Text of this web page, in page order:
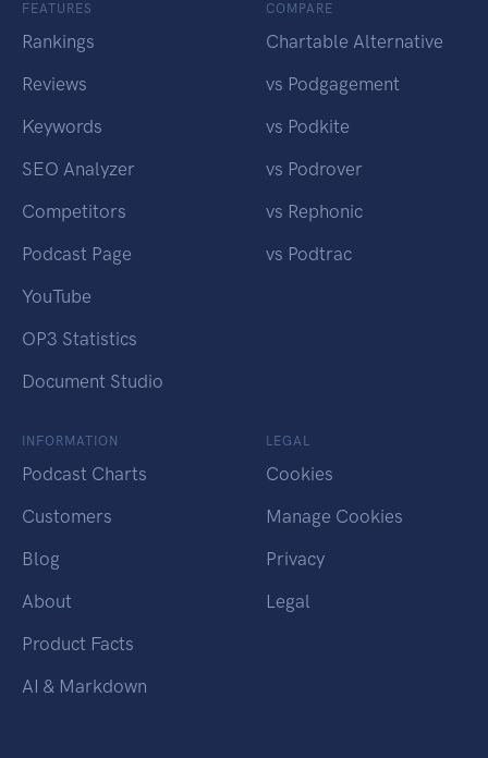
FEATURES
Rankings
Reviews
Keywords
SEO Analyzer
Competitors
Podcast Page
YouTube
OP3 Statistics
Document Studio
COMPARE
Chartable Alternative
vs Podgagement
vs Podkite
vs Podrover
vs Rephonic
vs Podtrac
INFORMATION
Podcast Charts
Customers
Blog
About
Product Facts
AI & Markdown
LEGAL
Cookies
Manage Cookies
Privacy
Legal